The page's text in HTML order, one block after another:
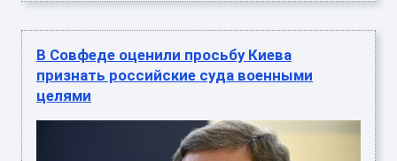
В Совфеде оценили просьбу Киева
признать российские суда военными
целями